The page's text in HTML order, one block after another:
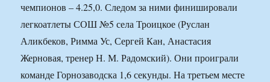
чемпионов – 4.25,0. Следом за ними финишировали
легкоатлеты СОШ №5 села Троицкое (Руслан
Аликбеков, Римма Ус, Сергей Кан, Анастасия
Жерновая, тренер Н. М. Радомский). Они проиграли
команде Горнозаводска 1,6 секунды. На третьем месте